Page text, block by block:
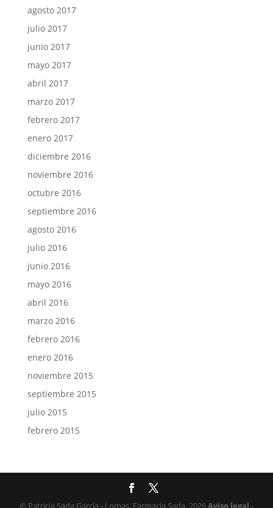
agosto 2017
julio 2017
junio 2017
mayo 2017
abril 2017
marzo 2017
febrero 2017
enero 2017
diciembre 2016
noviembre 2016
octubre 2016
septiembre 2016
agosto 2016
julio 2016
junio 2016
mayo 2016
abril 2016
marzo 2016
febrero 2016
enero 2016
noviembre 2015
septiembre 2015
julio 2015
febrero 2015
© Patricia Sada García - Lomas. Farmacia Sada, 2026Aviso legal -